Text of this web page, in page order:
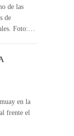
de las
de
Foto:…
en la
frente el